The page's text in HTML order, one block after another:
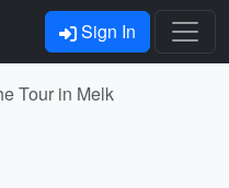
Sign In
Tour in Melk